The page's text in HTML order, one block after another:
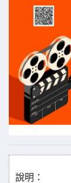
說明：